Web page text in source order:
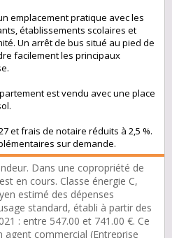
emplacement pratique avec les
établissements scolaires et
Un arrêt de bus situé au pied de
facilement les principaux
est vendu avec une place
et frais de notaire réduits à 2,5 %.
sur demande.
Dans une copropriété de
en cours. Classe énergie C,
estimé des dépenses
standard, établi à partir des
: entre 547.00 et 741.00 €. Ce
commercial (Entreprise